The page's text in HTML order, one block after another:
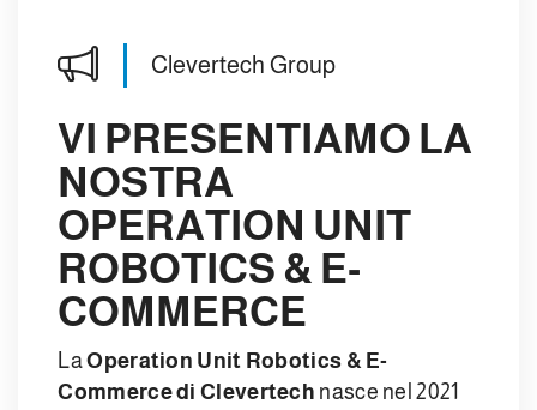
Clevertech Group
VI PRESENTIAMO LA
NOSTRA
OPERATION UNIT
ROBOTICS & E-
COMMERCE
LaOperation Unit Robotics & E-
Commerce di Clevertech nasce nel 2021